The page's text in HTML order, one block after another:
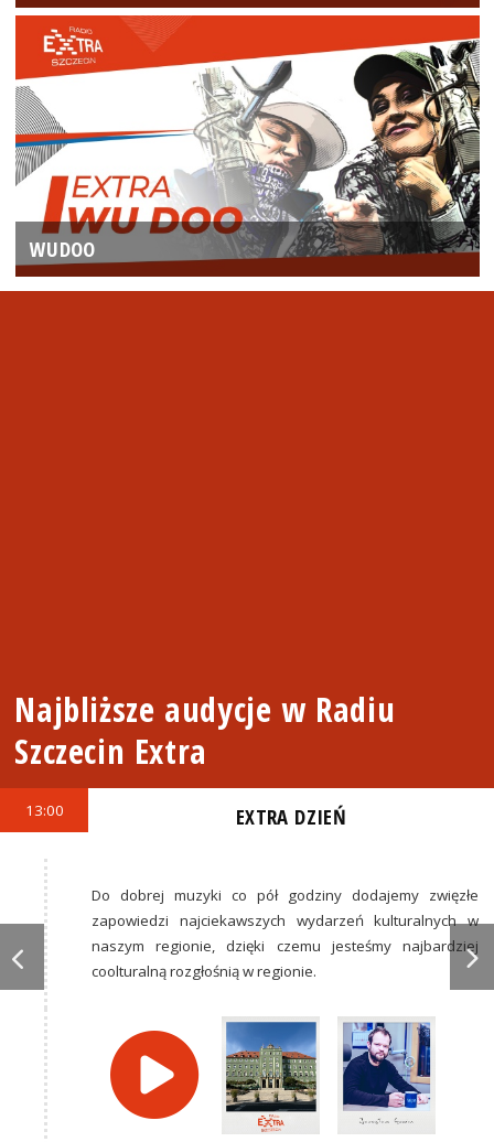
WUDOO
Najbliższe audycje w Radiu
Szczecin Extra
13:00 EXTRA DZIEŃ
Do dobrej muzyki co pół godziny dodajemy zwięzłe
zapowiedzi najciekawszych wydarzeń kulturalnych w
naszym regionie, dzięki czemu jesteśmy najbardziej
coolturalną rozgłośnią w regionie.